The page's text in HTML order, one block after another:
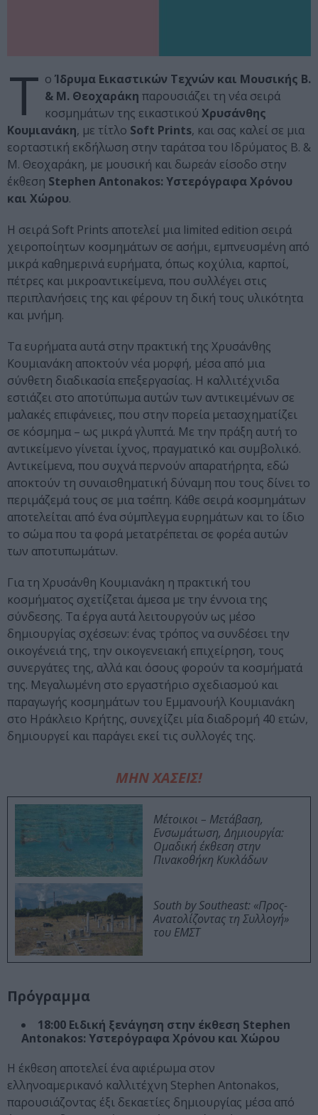
Τ ο Ίδρυμα Εικαστικών Τεχνών και Μουσικής Β.
& Μ. Θεοχαράκη παρουσιάζει τη νέα σειρά
κοσμημάτων της εικαστικού Χρυσάνθης
Κουμιανάκη, με τίτλο Soft Prints, και σας καλεί σε μια
εορταστική εκδήλωση στην ταράτσα του Ιδρύματος Β. &
Μ. Θεοχαράκη, με μουσική και δωρεάν είσοδο στην
έκθεση Stephen Antonakos: Υστερόγραφα Χρόνου
και Χώρου.
Η σειρά Soft Prints αποτελεί μια limited edition σειρά
χειροποίητων κοσμημάτων σε ασήμι, εμπνευσμένη από
μικρά καθημερινά ευρήματα, όπως κοχύλια, καρποί,
πέτρες και μικροαντικείμενα, που συλλέγει στις
περιπλανήσεις της και φέρουν τη δική τους υλικότητα
και μνήμη.
Τα ευρήματα αυτά στην πρακτική της Χρυσάνθης
Κουμιανάκη αποκτούν νέα μορφή, μέσα από μια
σύνθετη διαδικασία επεξεργασίας. Η καλλιτέχνιδα
εστιάζει στο αποτύπωμα αυτών των αντικειμένων σε
μαλακές επιφάνειες, που στην πορεία μετασχηματίζει
σε κόσμημα – ως μικρά γλυπτά. Με την πράξη αυτή το
αντικείμενο γίνεται ίχνος, πραγματικό και συμβολικό.
Αντικείμενα, που συχνά περνούν απαρατήρητα, εδώ
αποκτούν τη συναισθηματική δύναμη που τους δίνει το
περιμάζεμά τους σε μια τσέπη. Κάθε σειρά κοσμημάτων
αποτελείται από ένα σύμπλεγμα ευρημάτων και το ίδιο
το σώμα που τα φορά μετατρέπεται σε φορέα αυτών
των αποτυπωμάτων.
Για τη Χρυσάνθη Κουμιανάκη η πρακτική του
κοσμήματος σχετίζεται άμεσα με την έννοια της
σύνδεσης. Τα έργα αυτά λειτουργούν ως μέσο
δημιουργίας σχέσεων: ένας τρόπος να συνδέσει την
οικογένειά της, την οικογενειακή επιχείρηση, τους
συνεργάτες της, αλλά και όσους φορούν τα κοσμήματά
της. Μεγαλωμένη στο εργαστήριο σχεδιασμού και
παραγωγής κοσμημάτων του Εμμανουήλ Κουμιανάκη
στο Ηράκλειο Κρήτης, συνεχίζει μία διαδρομή 40 ετών,
δημιουργεί και παράγει εκεί τις συλλογές της.
ΜΗΝ ΧΑΣΕΙΣ!
Μέτοικοι – Μετάβαση,
Ενσωμάτωση, Δημιουργία:
Ομαδική έκθεση στην
Πινακοθήκη Κυκλάδων
South by Southeast: «Προς-
Ανατολίζοντας τη Συλλογή»
του ΕΜΣΤ
Πρόγραμμα
18:00 Ειδική ξενάγηση στην έκθεση Stephen
Antonakos: Υστερόγραφα Χρόνου και Χώρου
Η έκθεση αποτελεί ένα αφιέρωμα στον
ελληνοαμερικανό καλλιτέχνη Stephen Antonakos,
παρουσιάζοντας έξι δεκαετίες δημιουργίας μέσα από